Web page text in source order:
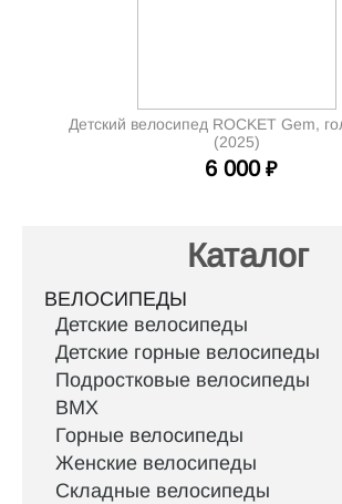
Детский велосипед ROCKET Gem,
(2025)
6 000 ₽
Каталог
ВЕЛОСИПЕДЫ
Детские велосипеды
Детские горные велосипеды
Подростковые велосипеды
BMX
Горные велосипеды
Женские велосипеды
Складные велосипеды